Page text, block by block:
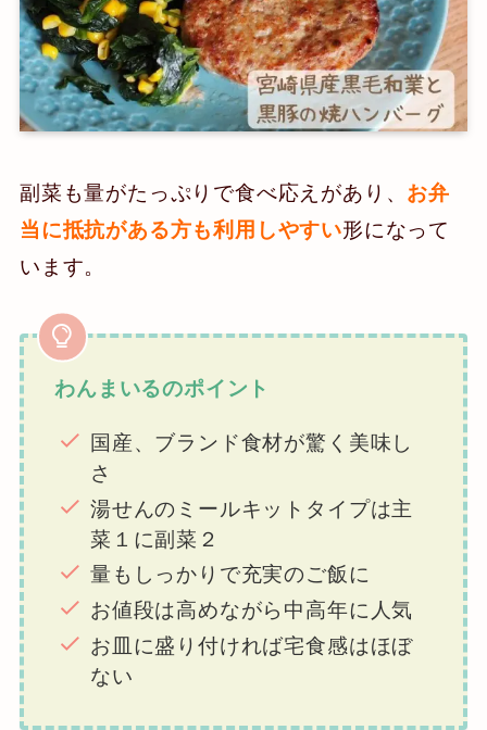
副菜も量がたっぷりで食べ応えがあり、 お弁
当に抵抗がある方も利用しやすい形になって
います。
わんまいるのポイント
国産、ブランド食材が驚く美味し
さ
湯せんのミールキットタイプは主
菜１に副菜２
量もしっかりで充実のご飯に
お値段は高めながら中高年に人気
お皿に盛り付ければ宅食感はほぼ
ない